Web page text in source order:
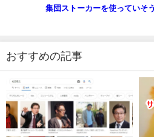
集団ストーカーを使っていそ
おすすめの記事